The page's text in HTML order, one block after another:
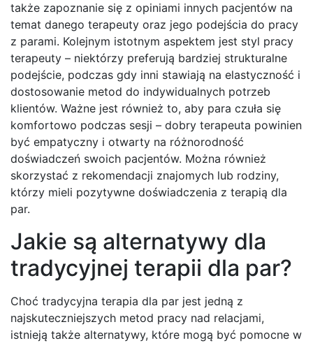
także zapoznanie się z opiniami innych pacjentów na
temat danego terapeuty oraz jego podejścia do pracy
z parami. Kolejnym istotnym aspektem jest styl pracy
terapeuty – niektórzy preferują bardziej strukturalne
podejście, podczas gdy inni stawiają na elastyczność i
dostosowanie metod do indywidualnych potrzeb
klientów. Ważne jest również to, aby para czuła się
komfortowo podczas sesji – dobry terapeuta powinien
być empatyczny i otwarty na różnorodność
doświadczeń swoich pacjentów. Można również
skorzystać z rekomendacji znajomych lub rodziny,
którzy mieli pozytywne doświadczenia z terapią dla
par.
Jakie są alternatywy dla
tradycyjnej terapii dla par?
Choć tradycyjna terapia dla par jest jedną z
najskuteczniejszych metod pracy nad relacjami,
istnieją także alternatywy, które mogą być pomocne w